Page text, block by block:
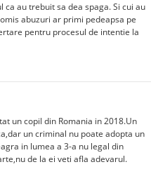
au trebuit sa dea spaga. Si cui au
abuzuri ar primi pedeapsa pe
pentru procesul de intentie la
un copil din Romania in 2018.Un
un criminal nu poate adopta un
in lumea a 3-a nu legal din
de la ei veti afla adevarul.